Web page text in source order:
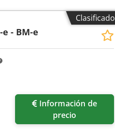
del libro: mín. 1 mm – máx. 60
de la pila de cubiertas: máx. 80
Inspección por vídeo en línea
máquinas en stock. Disponible
se puede probar.
Clasificado
e - BM-e
precio